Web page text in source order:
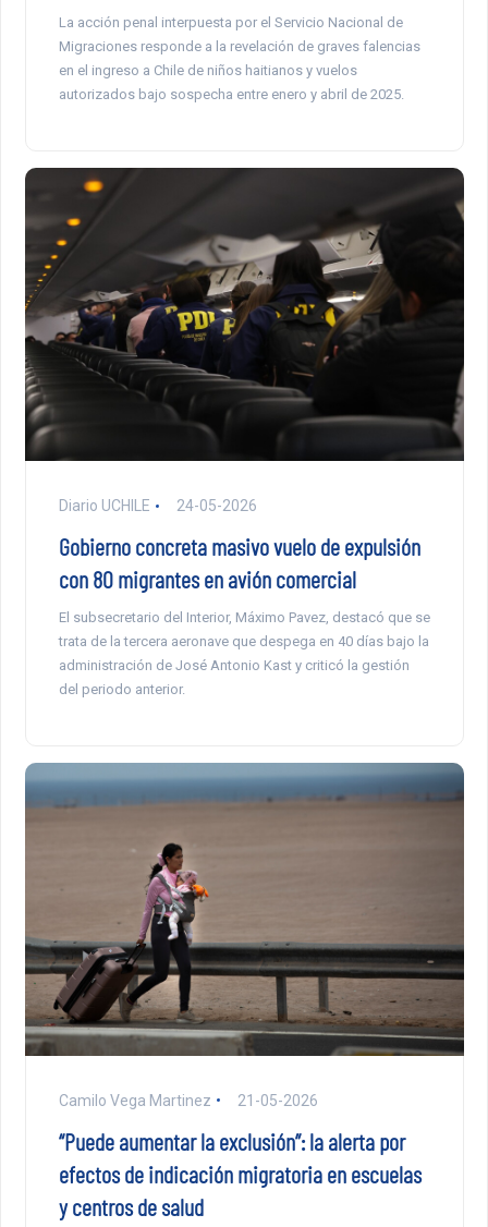
La acción penal interpuesta por el Servicio Nacional de
Migraciones responde a la revelación de graves falencias
en el ingreso a Chile de niños haitianos y vuelos
autorizados bajo sospecha entre enero y abril de 2025.
Diario UCHILE 24-05-2026
Gobierno concreta masivo vuelo de expulsión
con 80 migrantes en avión comercial
El subsecretario del Interior, Máximo Pavez, destacó que se
trata de la tercera aeronave que despega en 40 días bajo la
administración de José Antonio Kast y criticó la gestión
del periodo anterior.
Camilo Vega Martinez 21-05-2026
“Puede aumentar la exclusión”: la alerta por
efectos de indicación migratoria en escuelas
y centros de salud